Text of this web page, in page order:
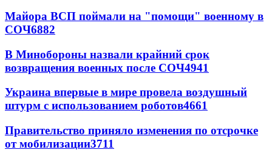
Майора ВСП поймали на "помощи" военному в
СОЧ6882
В Минобороны назвали крайний срок
возвращения военных после СОЧ4941
Украина впервые в мире провела воздушный
штурм с использованием роботов4661
Правительство приняло изменения по отсрочке
от мобилизации3711